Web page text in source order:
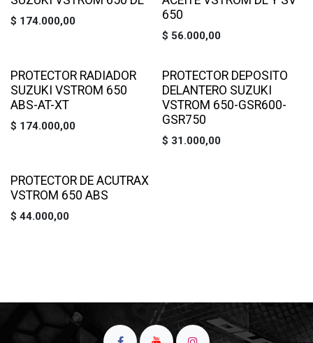
$ 174.000,00
650
$ 56.000,00
PROTECTOR RADIADOR
SUZUKI VSTROM 650
ABS-AT-XT
$ 174.000,00
PROTECTOR DEPOSITO
DELANTERO SUZUKI
VSTROM 650-GSR600-
GSR750
$ 31.000,00
PROTECTOR DE ACUTRAX
VSTROM 650 ABS
$ 44.000,00